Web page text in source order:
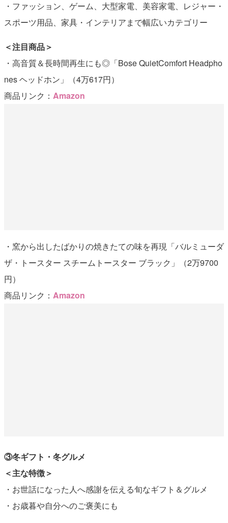
・ファッション、ゲーム、大型家電、美容家電、レジャー・
スポーツ用品、家具・インテリアまで幅広いカテゴリー
＜注目商品＞
・高音質＆長時間再生にも◎「Bose QuietComfort Headpho
nes ヘッドホン」（4万617円）
商品リンク： Amazon
・窯から出したばかりの焼きたての味を再現「バルミューダ
ザ・トースター スチームトースター ブラック」（2万9700
円）
商品リンク： Amazon
③冬ギフト・冬グルメ
＜主な特徴＞
・お世話になった人へ感謝を伝える旬なギフト＆グルメ
・お歳暮や自分へのご褒美にも